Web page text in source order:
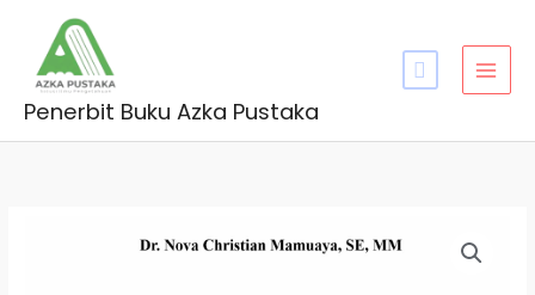
content
Penerbit Buku Azka Pustaka